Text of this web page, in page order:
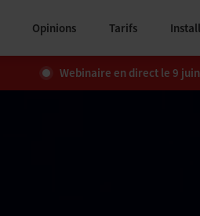
Opinions Tarifs
Webinaire en direct le 9